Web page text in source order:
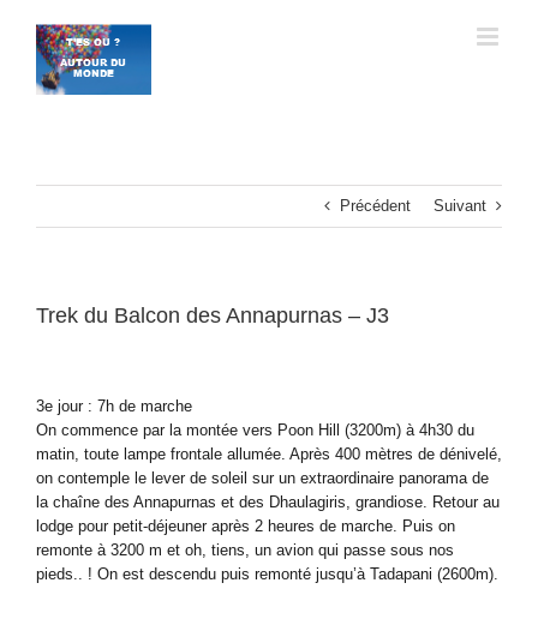
contenu
Précédent Suivant
Trek du Balcon des Annapurnas – J3
3e jour : 7h de marche
On commence par la montée vers Poon Hill (3200m) à 4h30 du
matin, toute lampe frontale allumée. Après 400 mètres de dénivelé,
on contemple le lever de soleil sur un extraordinaire panorama de
la chaîne des Annapurnas et des Dhaulagiris, grandiose. Retour au
lodge pour petit-déjeuner après 2 heures de marche. Puis on
remonte à 3200 m et oh, tiens, un avion qui passe sous nos
pieds.. ! On est descendu puis remonté jusqu’à Tadapani (2600m).